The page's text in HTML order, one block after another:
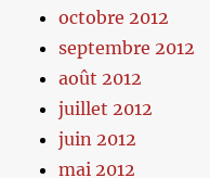
octobre 2012
septembre 2012
août 2012
juillet 2012
juin 2012
mai 2012